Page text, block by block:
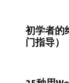
初学者的
门指导）